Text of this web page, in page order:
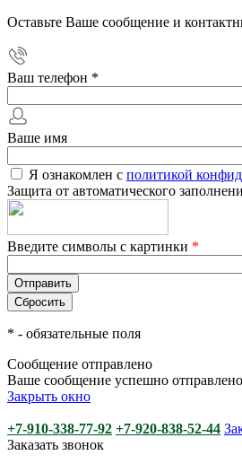
Оставьте Ваше сообщение и
Ваш телефон *
Ваше имя
Я ознакомлен с политикой
Защита от автоматического
Введите символы с картинки *
* - обязательные поля
Сообщение отправлено
Ваше сообщение успешно
Закрыть окно
+7-910-338-77-92 +7-920-838-52-44
Заказать звонок